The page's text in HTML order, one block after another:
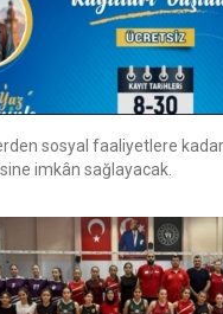
sosyal faaliyetlere
imkân sağlayacak.